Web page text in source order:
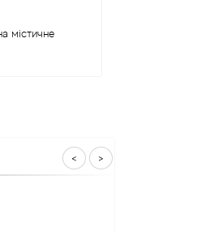
містичне
< >